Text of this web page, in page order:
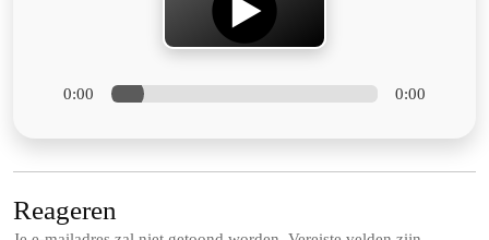
0:00 0:00
Reageren